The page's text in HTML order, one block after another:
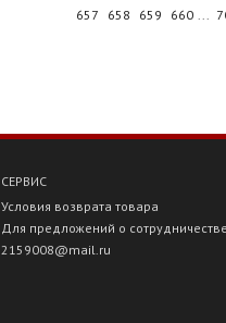
657
658 659 660 ...
СЕРВИС
Условия возврата товара
Для предложений о сотрудничестве
2159008@mail.ru